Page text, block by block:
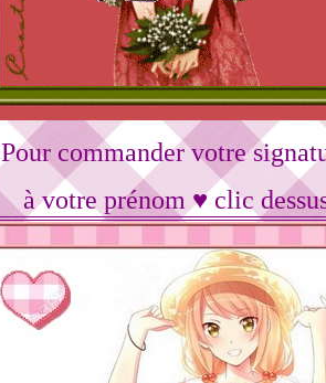
Pour commander votre
à votre prénom ♥ clic